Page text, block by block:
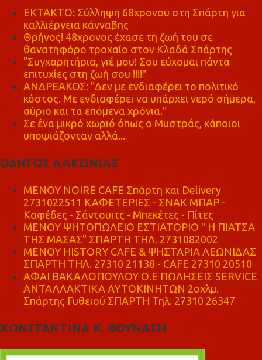
ΕΚΤΑΚΤΟ: Σύλληψη 68χρονου στη Σπάρτη για
καλλιέργεια κάνναβης
Θρήνος! 48χρονος έχασε τη ζωή του σε
θανατηφόρο τροχαίο στον Κλαδά Σπάρτης
"Συγχαρητήρια, γιέ μου! Σου εύχομαι πάντα
επιτυχίες στη ζωή σου !!!!"
ΑΝΔΡΕΑΚΟΣ: "Δεν με ενδιαφέρει το πολιτικό
κόστος. Με ενδιαφέρει να υπάρχει νερό σήμερα,
αύριο και τα επόμενα χρόνια."
Σε ένα μικρό χωριό όπως ο Μυστράς, κάποιοι
υποψιάζονταν αλλά...
ΟΔΗΓΟΣ ΛΑΚΩΝΙΑΣ
MENOY NOIRE CAFE Σπάρτη και Delivery
2731022511 ΚΑΦΕΤΕΡΙΕΣ - ΣΝΑΚ ΜΠΑΡ -
Καφέδες - Σάντουιτς - Μπεκέτες - Πίτες
ΜΕΝΟΥ ΨΗΤΟΠΩΛΕΙΟ ΕΣΤΙΑΤΟΡΙΟ " Η ΠΙΑΤΣΑ
ΤΗΣ ΜΑΣΑΣ" ΣΠΑΡΤΗ ΤΗΛ. 2731082002
ΜΕΝΟΥ HISTORY CAFE & ΨΗΣΤΑΡΙΑ ΛΕΩΝΙΔΑΣ
ΣΠΑΡΤΗ ΤΗΛ. 27310 21138 - CAFE 27310 20510
ΑΦΑΙ ΒΑΚΑΛΟΠΟΥΛΟΥ Ο.Ε ΠΩΛΗΣΕΙΣ SERVICE
ΑΝΤΑΛΛΑΚΤΙΚΑ ΑΥΤΟΚΙΝΗΤΩΝ 2οχλμ.
Σπάρτης Γυθειού ΣΠΑΡΤΗ Τηλ. 27310 26347
ΚΩΝΣΤΑΝΤΙΝΑ Κ. ΒΟΥΝΑΣΗ